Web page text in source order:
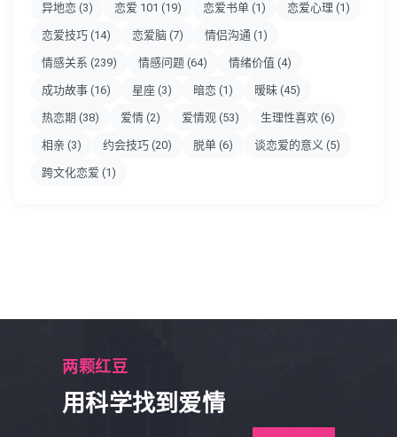
异地恋 (3) 恋爱 101 (19) 恋爱书单 (1) 恋爱心理 (1)
恋爱技巧 (14) 恋爱脑 (7) 情侣沟通 (1)
情感关系 (239) 情感问题 (64) 情绪价值 (4)
成功故事 (16) 星座 (3) 暗恋 (1) 暧昧 (45)
热恋期 (38) 爱情 (2) 爱情观 (53) 生理性喜欢 (6)
相亲 (3) 约会技巧 (20) 脱单 (6) 谈恋爱的意义 (5)
跨文化恋爱 (1)
两颗红豆
用科学找到爱情